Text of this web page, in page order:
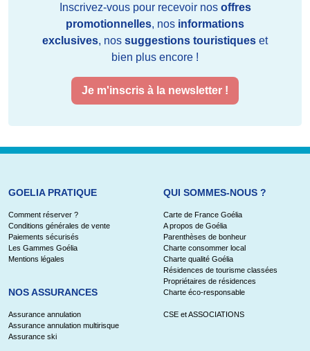
Inscrivez-vous pour recevoir nos offres
promotionnelles, nos informations
exclusives, nos suggestions touristiques et
bien plus encore !
Je m'inscris à la newsletter !
GOELIA PRATIQUE
Comment réserver ?
Conditions générales de vente
Paiements sécurisés
Les Gammes Goélia
Mentions légales
NOS ASSURANCES
Assurance annulation
Assurance annulation multirisque
Assurance ski
QUI SOMMES-NOUS ?
Carte de France Goélia
A propos de Goélia
Parenthèses de bonheur
Charte consommer local
Charte qualité Goélia
Résidences de tourisme classées
Propriétaires de résidences
Charte éco-responsable
CSE et ASSOCIATIONS